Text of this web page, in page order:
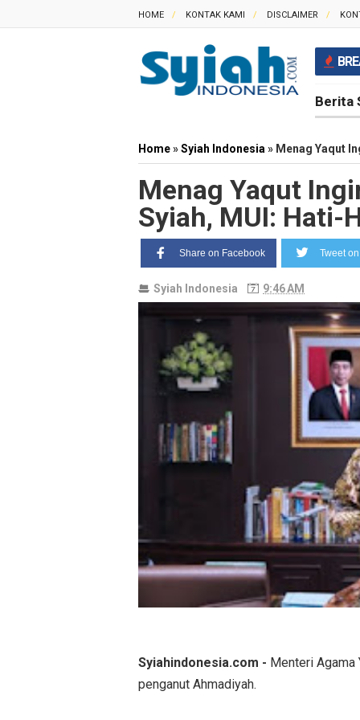
HOME KONTAK KAMI DISCLAIMER
Berita
Home»Syiah Indonesia » Menag Yaqut
Menag Yaqut
Syiah, MUI: Hati-
Share on Facebook Tweet
Syiah Indonesia 9:46 AM
Syiahindonesia.com - Menteri
penganut Ahmadiyah.